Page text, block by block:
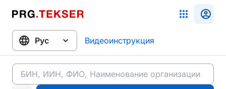
Видеоинструкция